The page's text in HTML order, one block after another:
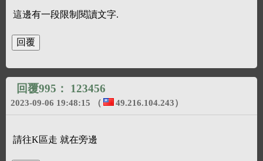
這邊有一段限制閱讀文字.
回覆995： 123456
2023-09-06 19:48:15 （ 49.216.104.243）
請往K區走 就在旁邊